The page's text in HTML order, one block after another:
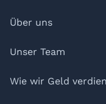
Über uns
Unser Team
Wie wir Geld